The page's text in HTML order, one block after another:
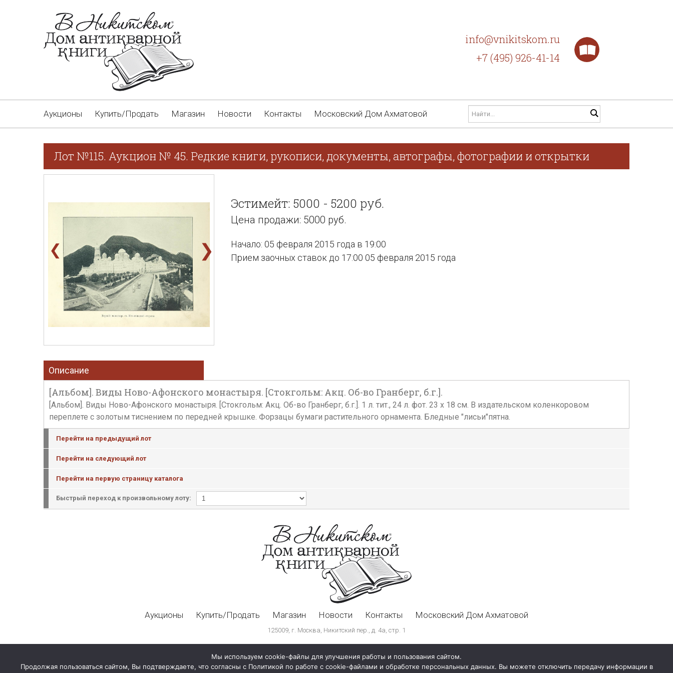
info@vnikitskom.ru
+7 (495) 926-41-14
Аукционы Купить/Продать Магазин Новости Контакты Московский Дом Ахматовой
Лот №115. Аукцион № 45. Редкие книги, рукописи, документы, автографы, фотографии и открытки
❮ ❯
Эстимейт: 5000 - 5200 руб.
Цена продажи: 5000 руб.
Начало: 05 февраля 2015 года в 19:00
Прием заочных ставок до 17:00 05 февраля 2015 года
Описание
[Альбом]. Виды Ново-Афонского монастыря. [Стокгольм: Акц. Об-во Гранберг, б.г.].
[Альбом]. Виды Ново-Афонского монастыря. [Стокгольм: Акц. Об-во Гранберг, б.г.]. 1 л. тит., 24 л. фот. 23 х 18 см. В издательском коленкоровом
переплете с золотым тиснением по передней крышке. Форзацы бумаги растительного орнамента. Бледные "лисьи"пятна.
Перейти на предыдущий лот
Перейти на следующий лот
Перейти на первую страницу каталога
Быстрый переход к произвольному лоту:
Аукционы Купить/Продать Магазин Новости Контакты Московский Дом Ахматовой
125009, г. Москва, Никитский пер., д. 4а, стр. 1
Мы используем cookie-файлы для улучшения работы и пользования сайтом.
Продолжая пользоваться сайтом, Вы подтверждаете, что согласны с Политикой по работе с cookie-файлами и обработке персональных данных. Вы можете отключить передачу информации в